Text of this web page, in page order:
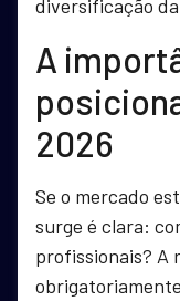
diversificação
A
2026
Se o mercado
surge é clara:
profissionais? A